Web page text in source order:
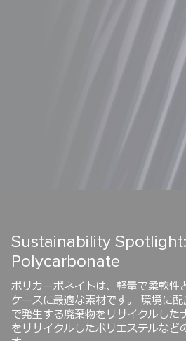
Handles That Handle
特許取得済みのX-Brace 45 ®ハンド
の伸縮ハンドルを保護する革新的な
頑丈な航空機規格のアルミニウム製
度の角度で配置された2つの三角形
を吸収することで、ハンドルが曲が
す。 隆起の形状が、ハンドルチュー